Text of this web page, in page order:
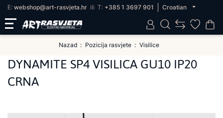
E: webshop@art-rasvjeta.hr ili T: +385 1 3697 901 Croatian
Nazad Pozicija rasvjete Visilice
DYNAMITE SP4 VISILICA GU10 IP20
CRNA